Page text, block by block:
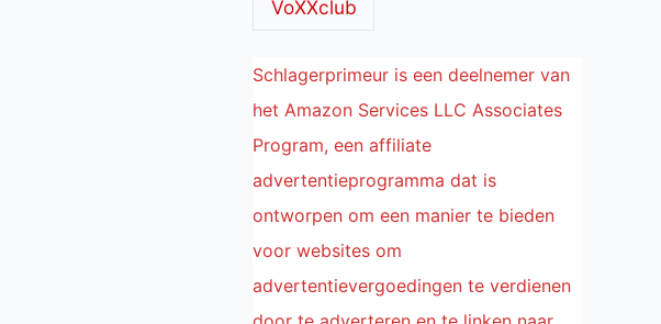
VoXXclub
Schlagerprimeur is een deelnemer van
het Amazon Services LLC Associates
Program, een affiliate
advertentieprogramma dat is
ontworpen om een manier te bieden
voor websites om
advertentievergoedingen te verdienen